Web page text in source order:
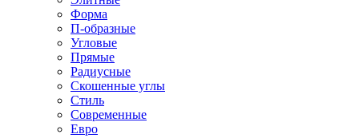
Форма
П-образные
Угловые
Прямые
Радиусные
Скошенные углы
Стиль
Современные
Евро